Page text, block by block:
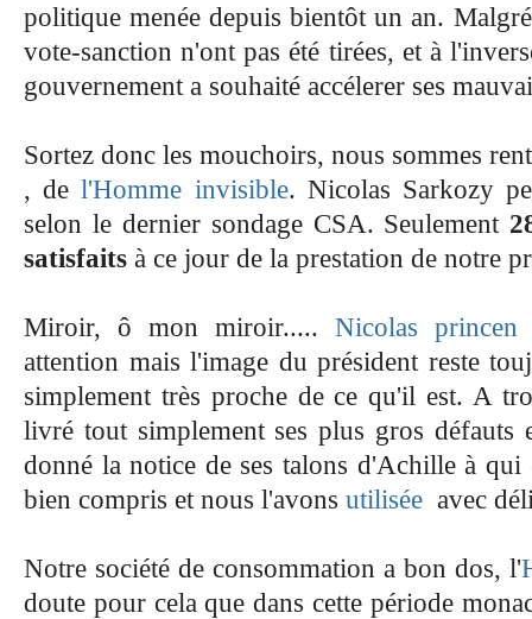
politique menée depuis bientôt un an.
vote-sanction n'ont pas été tirées, et à
gouvernement a souhaité accélerer ses
Sortez donc les mouchoirs, nous sommes
, de l'Homme invisible. Nicolas Sarkozy
selon le dernier sondage CSA. Seulement
satisfaits à ce jour de la prestation de notre
Miroir, ô mon miroir..... Nicolas princen
attention mais l'image du président reste
simplement très proche de ce qu'il est. A
livré tout simplement ses plus gros défauts
donné la notice de ses talons d'Achille à
bien compris et nous l'avons utilisée avec
Notre société de consommation a bon dos, l'
doute pour cela que dans cette période